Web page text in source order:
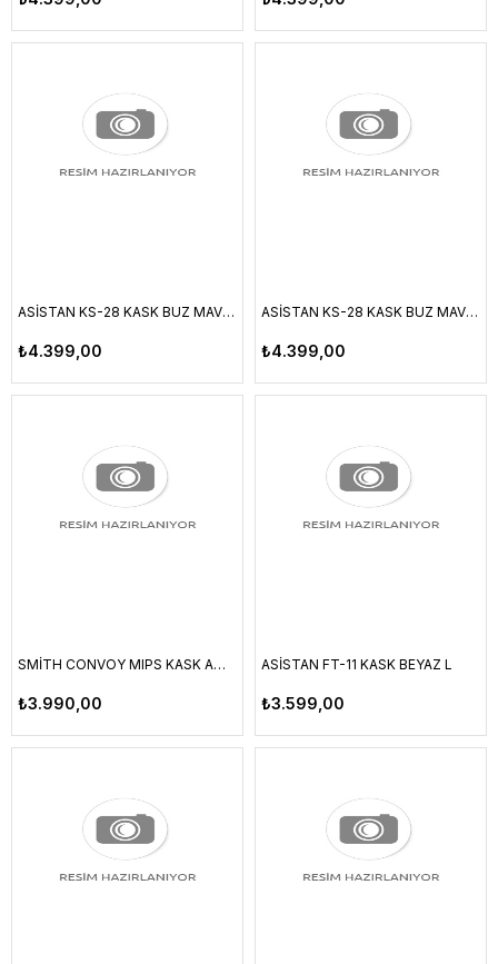
ASİSTAN KS-28 KASK BUZ MAVİ M
₺4.399,00
ASİSTAN KS-28 KASK BUZ MAVİ S
₺4.399,00
SMİTH CONVOY MIPS KASK AMETHYST MEDİUM 55-59 CM
₺3.990,00
ASİSTAN FT-11 KASK BEYAZ L
₺3.599,00